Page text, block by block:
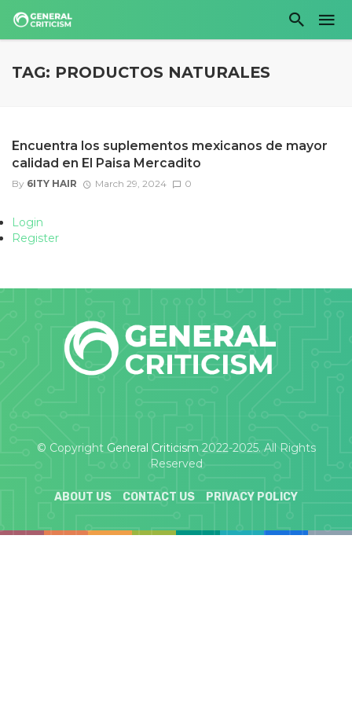
TAG: PRODUCTOS NATURALES
Encuentra los suplementos mexicanos de mayor
calidad en El Paisa Mercadito
By 6ITY HAIR March 29, 2024 0
Login
Register
© Copyright General Criticism 2022-2025. All Rights
Reserved
ABOUT US CONTACT US PRIVACY POLICY